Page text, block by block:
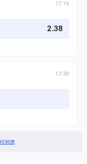
17:15
2.38
17:30